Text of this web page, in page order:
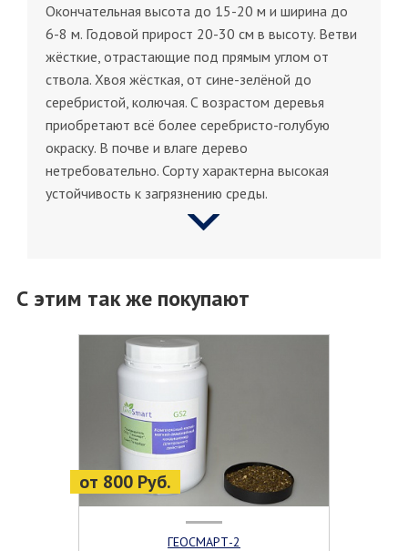
Окончательная высота до 15-20 м и ширина до
6-8 м. Годовой прирост 20-30 см в высоту. Ветви
жёсткие, отрастающие под прямым углом от
ствола. Хвоя жёсткая, от сине-зелёной до
серебристой, колючая. С возрастом деревья
приобретают всё более серебристо-голубую
окраску. В почве и влаге дерево
нетребовательно. Сорту характерна высокая
устойчивость к загрязнению среды.
С этим так же покупают
от 800 Руб.
ГЕОСМАРТ-2